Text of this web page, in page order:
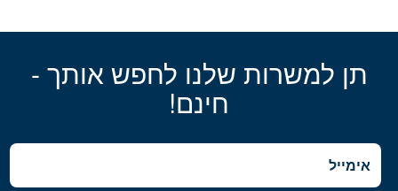
תן למשרות שלנו לחפש אותך -
חינם!